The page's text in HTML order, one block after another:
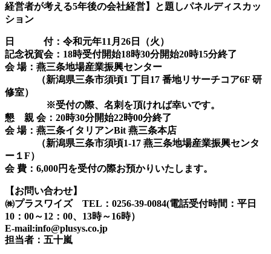
経営者が考える5年後の会社経営】と題しパネルディスカッ
ション
日 付：令和元年11月26日（火）
記念祝賀会：18時受付開始18時30分開始20時15分終了
会 場：燕三条地場産業振興センター
（新潟県三条市須頃1 丁目17 番地リサーチコア6F 研
修室）
※受付の際、名刺を頂ければ幸いです。
懇 親 会：20時30分開始22時00分終了
会 場：燕三条イタリアンBit 燕三条本店
（新潟県三条市須頃1-17 燕三条地場産業振興センタ
ー１F）
会 費：6,000円を受付の際お預かりいたします。
【お問い合わせ】
㈱プラスワイズ TEL：0256-39-0084(電話受付時間：平日
10：00～12：00、13時～16時）
E-mail:info@plusys.co.jp
担当者：五十嵐